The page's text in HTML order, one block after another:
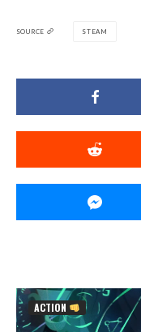
SOURCE STEAM
ACTION